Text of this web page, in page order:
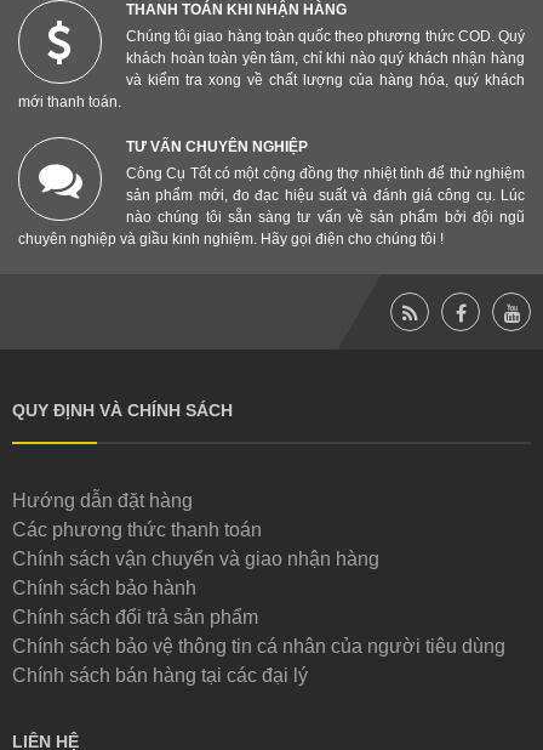
THANH TOÁN KHI NHẬN HÀNG
Chúng tôi giao hàng toàn quốc theo phương thức COD. Quý
khách hoàn toàn yên tâm, chỉ khi nào quý khách nhận hàng
và kiểm tra xong về chất lượng của hàng hóa, quý khách
mới thanh toán.
TƯ VẤN CHUYÊN NGHIỆP
Công Cụ Tốt có một cộng đồng thợ nhiệt tình để thử nghiệm
sản phẩm mới, đo đạc hiệu suất và đánh giá công cụ. Lúc
nào chúng tôi sẵn sàng tư vấn về sản phẩm bởi đội ngũ
chuyên nghiệp và giầu kinh nghiệm. Hãy gọi điện cho chúng tôi !
QUY ĐỊNH VÀ CHÍNH SÁCH
Hướng dẫn đặt hàng
Các phương thức thanh toán
Chính sách vận chuyển và giao nhận hàng
Chính sách bảo hành
Chính sách đổi trả sản phẩm
Chính sách bảo vệ thông tin cá nhân của người tiêu dùng
Chính sách bán hàng tại các đại lý
LIÊN HỆ